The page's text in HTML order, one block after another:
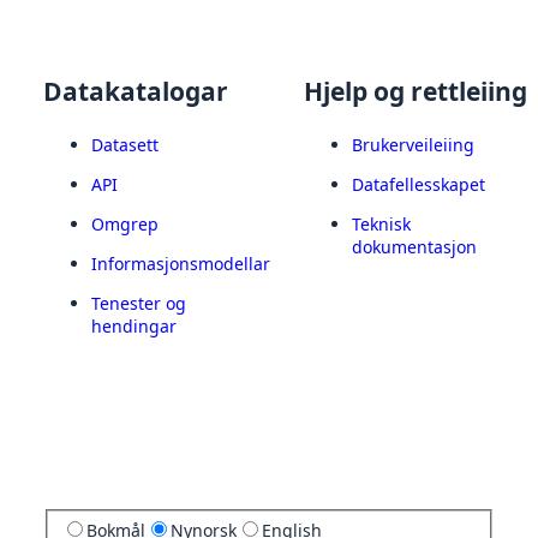
Datakatalogar
Datasett
API
Omgrep
Informasjonsmodellar
Tenester og
hendingar
Hjelp og rettleiing
Brukerveileiing
Datafellesskapet
Teknisk
dokumentasjon
Bokmål Nynorsk English